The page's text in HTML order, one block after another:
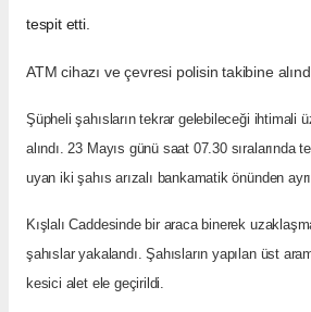
tespit etti.
ATM cihazı ve çevresi polisin takibine
Şüpheli şahısların tekrar gelebileceği ihtimali
alındı. 23 Mayıs günü saat 07.30
uyan iki şahıs arızalı bankamatik önünden
Kışlalı Caddesinde bir araca binerek
şahıslar yakalandı. Şahısların yapılan üst
kesici alet ele geçirildi.